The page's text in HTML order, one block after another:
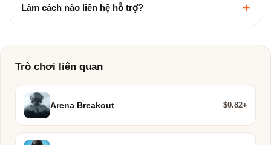
Làm cách nào liên hệ hỗ trợ? +
Trò chơi liên quan
Arena Breakout $0.82+